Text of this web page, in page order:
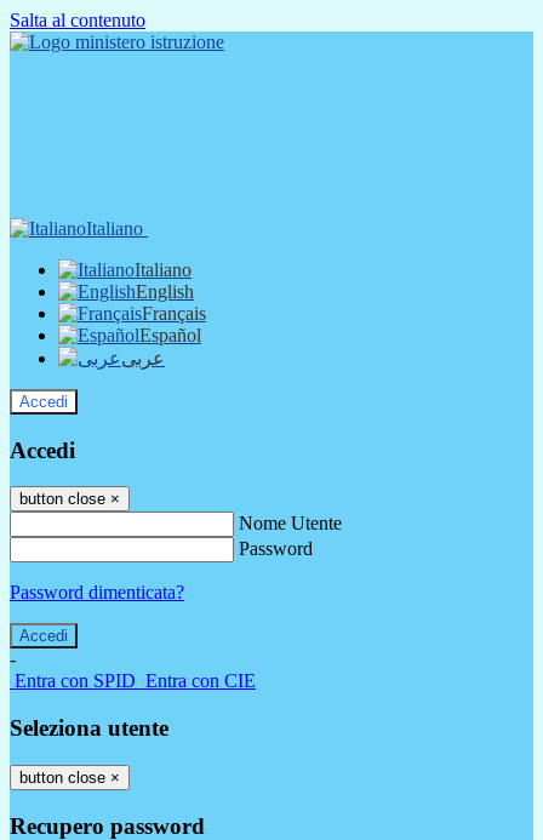
Salta al contenuto
Italiano
Italiano
English
Français
Español
عربى
Accedi
Accedi
button close ×
Nome Utente
Password
Password dimenticata?
-
Entra con SPID Entra con CIE
Seleziona utente
button close ×
Recupero password